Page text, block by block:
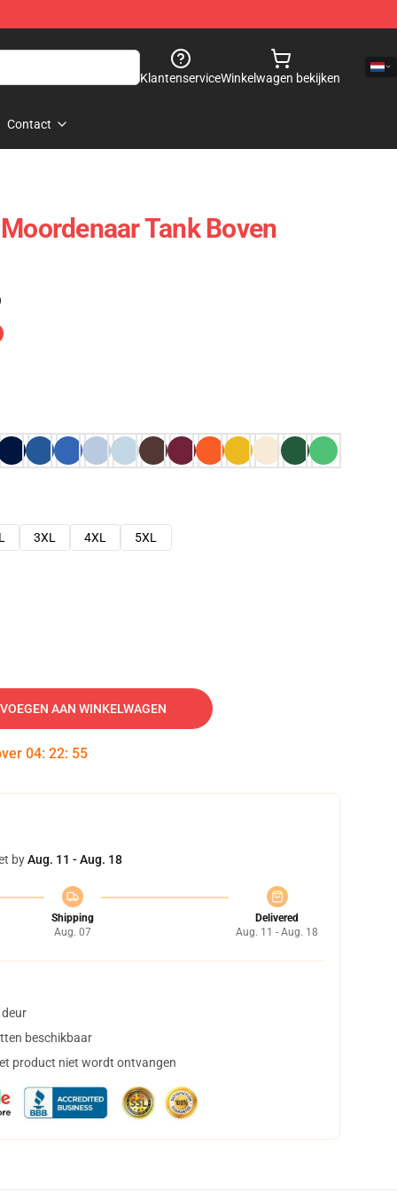
KlantenserviceWinkelwagen bekijken
Contact
Tank Boven
3XL 4XL 5XL
AAN WINKELWAGEN
04: 22: 54
byAug. 11 - Aug. 18
Shipping
Aug. 07
Delivered
Aug. 11 - Aug. 18
beschikbaar
product niet wordt ontvangen